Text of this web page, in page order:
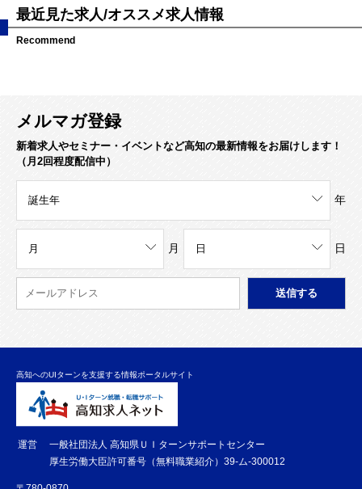
最近見た求人/オススメ求人情報
Recommend
メルマガ登録
新着求人やセミナー・イベントなど高知の最新情報をお届けします！
（月2回程度配信中）
年
月 日
高知へのUIターンを支援する情報ポータルサイト
運営
一般社団法人 高知県ＵＩターンサポートセンター
厚生労働大臣許可番号（無料職業紹介）39-ム-300012